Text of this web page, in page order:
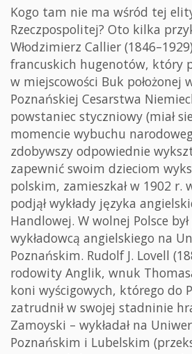
Kogo tam nie ma wśród tej
Rzeczpospolitej? Oto kilka
Włodzimierz Callier
francuskich hugenotów, który
w miejscowości Buk położonej
Poznańskiej Cesarstwa
powstaniec styczniowy (miał
momencie wybuchu
zdobywszy odpowiednie
zapewnić swoim dzieciom
polskim, zamieszkał w 1902 r.
podjął wykłady języka
Handlowej. W wolnej Polsce
wykładowcą angielskiego na
Poznańskim. Rudolf J. Lovell
rodowity Anglik, wnuk
koni wyścigowych, którego do
zatrudnił w swojej stadninie
Zamoyski – wykładał na
Poznańskim i Lubelskim